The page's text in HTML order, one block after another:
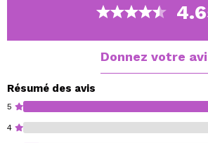
Donnez votre
Résumé des avis
5
4